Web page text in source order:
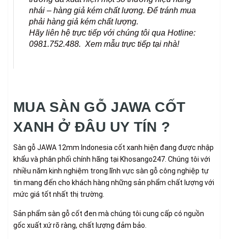
nhái – hàng giả kém chất lương. Để tránh mua
phải hàng giả kém chất lượng.
Hãy liên hệ trực tiếp với chúng tôi qua Hotline:
0981.752.488. Xem mẫu trực tiếp tại nhà!
MUA SÀN GỖ JAWA CỐT
XANH Ở ĐÂU UY TÍN ?
Sàn gỗ JAWA 12mm Indonesia cốt xanh hiện đang được nhập
khẩu và phân phối chính hãng tại Khosango247. Chúng tôi với
nhiều năm kinh nghiệm trong lĩnh vực sàn gỗ công nghiệp tự
tin mang đến cho khách hàng những sản phẩm chất lượng với
mức giá tốt nhất thị trường.
Sản phẩm sàn gỗ cốt đen mà chúng tôi cung cấp có nguồn
gốc xuất xứ rõ ràng, chất lượng đảm bảo.